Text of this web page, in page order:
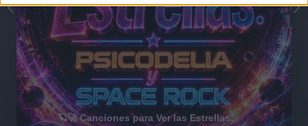
🪐🚀 Canciones para Ver las Estrellas: